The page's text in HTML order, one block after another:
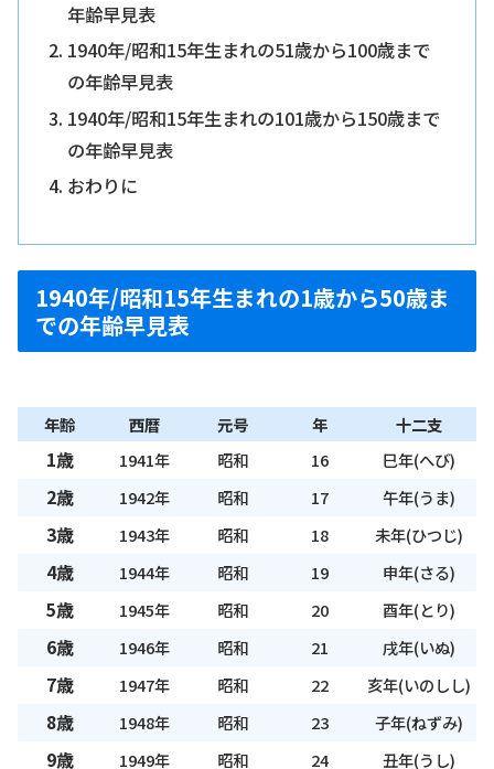
年齢早見表
1940年/昭和15年生まれの51歳から100歳まで
の年齢早見表
1940年/昭和15年生まれの101歳から150歳まで
の年齢早見表
おわりに
1940年/昭和15年生まれの1歳から50歳ま
での年齢早見表
年齢 西暦 元号 年 十二支
1歳 1941年 昭和 16 巳年(へび)
2歳 1942年 昭和 17 午年(うま)
3歳 1943年 昭和 18 未年(ひつじ)
4歳 1944年 昭和 19 申年(さる)
5歳 1945年 昭和 20 酉年(とり)
6歳 1946年 昭和 21 戌年(いぬ)
7歳 1947年 昭和 22 亥年(いのしし)
8歳 1948年 昭和 23 子年(ねずみ)
9歳 1949年 昭和 24 丑年(うし)